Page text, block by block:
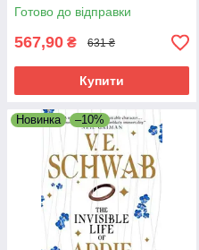
Готово до відправки
567,90 ₴ 631 ₴
Купити
Новинка –10%